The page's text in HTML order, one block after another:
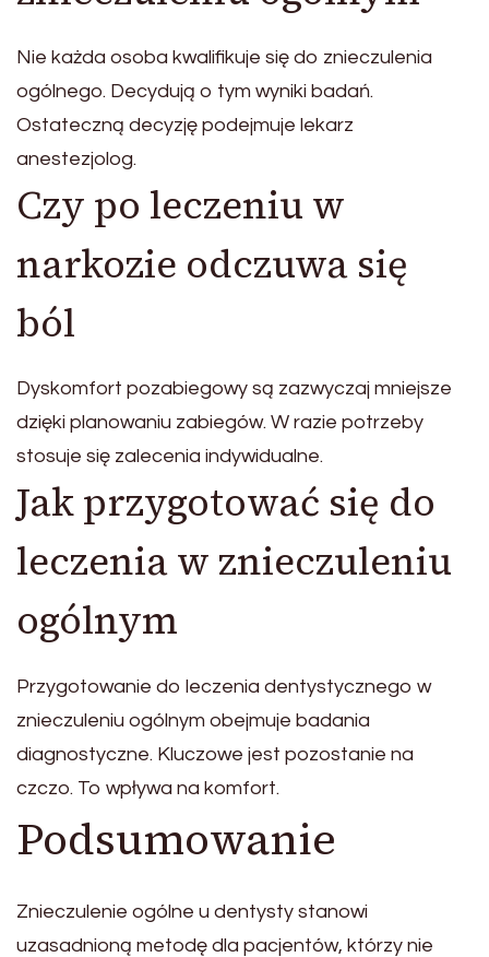
Nie każda osoba kwalifikuje się do znieczulenia
ogólnego. Decydują o tym wyniki badań.
Ostateczną decyzję podejmuje lekarz
anestezjolog.
Czy po leczeniu w
narkozie odczuwa się
ból
Dyskomfort pozabiegowy są zazwyczaj mniejsze
dzięki planowaniu zabiegów. W razie potrzeby
stosuje się zalecenia indywidualne.
Jak przygotować się do
leczenia w znieczuleniu
ogólnym
Przygotowanie do leczenia dentystycznego w
znieczuleniu ogólnym obejmuje badania
diagnostyczne. Kluczowe jest pozostanie na
czczo. To wpływa na komfort.
Podsumowanie
Znieczulenie ogólne u dentysty stanowi
uzasadnioną metodę dla pacjentów, którzy nie